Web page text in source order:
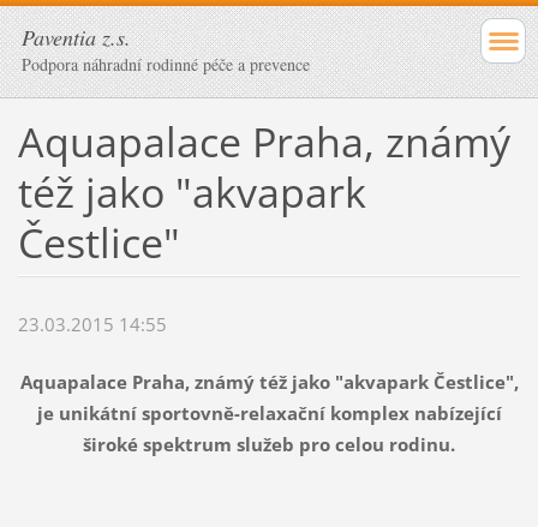
Paventia z.s.
Podpora náhradní rodinné péče a prevence
Aquapalace Praha, známý
též jako "akvapark
Čestlice"
23.03.2015 14:55
Aquapalace Praha, známý též jako "akvapark Čestlice",
je unikátní sportovně-relaxační komplex nabízející
široké spektrum služeb pro celou rodinu.